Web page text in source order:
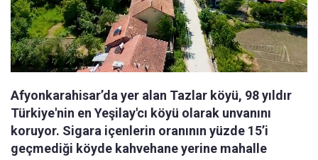
Afyonkarahisar’da yer alan Tazlar köyü, 98 yıldır
Türkiye'nin en Yeşilay'cı köyü olarak unvanını
koruyor. Sigara içenlerin oranının yüzde 15’i
geçmediği köyde kahvehane yerine mahalle